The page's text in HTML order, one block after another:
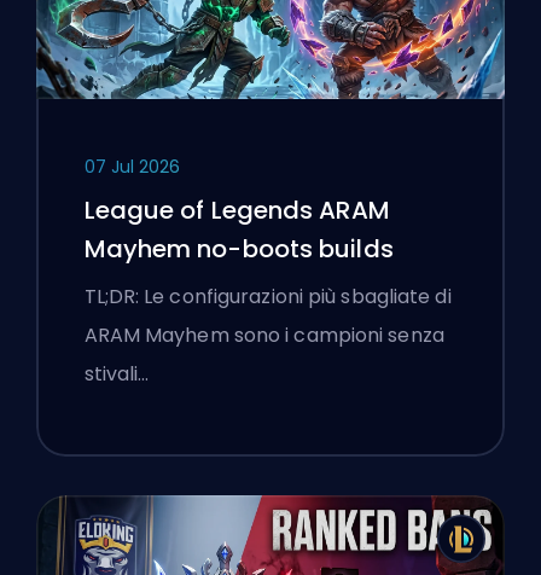
07 Jul 2026
League of Legends ARAM
Mayhem no-boots builds
TL;DR: Le configurazioni più sbagliate di
ARAM Mayhem sono i campioni senza
stivali…